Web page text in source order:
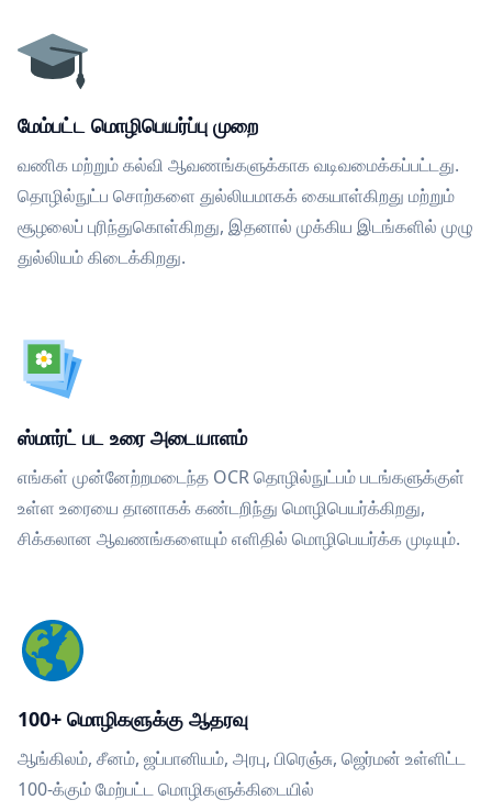
மேம்பட்ட மொழிபெயர்ப்பு முறை
வணிக மற்றும் கல்வி ஆவணங்களுக்காக வடிவமைக்கப்பட்டது.
தொழில்நுட்ப சொற்களை துல்லியமாகக் கையாள்கிறது மற்றும்
சூழலைப் புரிந்துகொள்கிறது, இதனால் முக்கிய இடங்களில் முழு
துல்லியம் கிடைக்கிறது.
ஸ்மார்ட் பட உரை அடையாளம்
எங்கள் முன்னேற்றமடைந்த OCR தொழில்நுட்பம் படங்களுக்குள்
உள்ள உரையை தானாகக் கண்டறிந்து மொழிபெயர்க்கிறது,
சிக்கலான ஆவணங்களையும் எளிதில் மொழிபெயர்க்க முடியும்.
100+ மொழிகளுக்கு ஆதரவு
ஆங்கிலம், சீனம், ஜப்பானியம், அரபு, பிரெஞ்சு, ஜெர்மன் உள்ளிட்ட
100-க்கும் மேற்பட்ட மொழிகளுக்கிடையில்